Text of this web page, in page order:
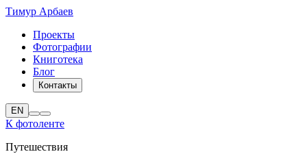
Тимур Арбаев
Проекты
Фотографии
Книготека
Блог
Контакты
EN
К фотоленте
Путешествия